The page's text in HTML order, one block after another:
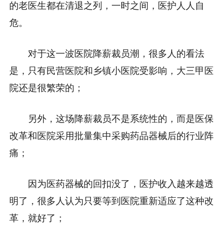
的老医生都在清退之列，一时之间，医护人人自
危。
对于这一波医院降薪裁员潮，很多人的看法
是，只有民营医院和乡镇小医院受影响，大三甲医
院还是很繁荣的；
另外，这场降薪裁员不是系统性的，而是医保
改革和医院采用批量集中采购药品器械后的行业阵
痛；
因为医药器械的回扣没了，医护收入越来越透
明了，很多人认为只要等到医院重新适应了这种改
革，就好了；